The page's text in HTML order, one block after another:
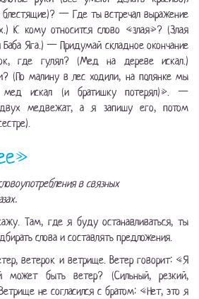
блестящие)? — Где ты встречал выражение
К кому относится слово «злая»? (Злая
Баба Яга.) — Придумай складное окончание
где гулял? (Мед на дереве искал.)
(По малину в лес ходили, на полянке мы
мед искал (и братишку потерял)». —
двух медвежат, а я запишу его, потом
в связных
Там, где я буду останавливаться, ты
слова и составлять предложения.
ветерок и ветрище. Ветер говорит: «Я
может быть ветер? (Сильный, резкий,
не согласился с братом: «Нет, это я